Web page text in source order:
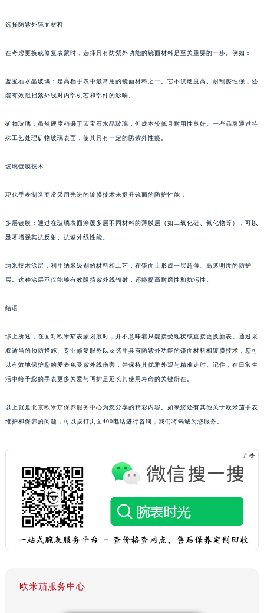
选择防紫外镜面材料
在考虑更换或修复表蒙时，选择具有防紫外功能的镜面材料是至关重要的一步。例如：
蓝宝石水晶玻璃：是高档手表中最常用的镜面材料之一。它不仅硬度高、耐刮擦性强，还
能有效阻挡紫外线对内部机芯和部件的影响。
矿物玻璃：虽然硬度稍逊于蓝宝石水晶玻璃，但成本较低且耐用性良好。一些品牌通过特
殊工艺处理矿物玻璃表面，使其具有一定的防紫外性能。
玻璃镀膜技术
现代手表制造商常采用先进的镀膜技术来提升镜面的防护性能：
多层镀膜：通过在玻璃表面涂覆多层不同材料的薄膜层（如二氧化硅、氟化物等），可以
显著增强其抗反射、抗紫外线性能。
纳米技术涂层：利用纳米级别的材料和工艺，在镜面上形成一层超薄、高透明度的防护
层。这种涂层不仅能够有效阻挡紫外线辐射，还能提高耐磨性和抗污性。
结语
综上所述，在面对欧米茄表蒙划痕时，并不意味着只能接受现状或直接更换新表。通过采
取适当的预防措施、专业修复服务以及选用具有防紫外功能的镜面材料和镀膜技术，您可
以有效地保护您的爱表免受紫外线伤害，并保持其优雅外观与精准走时。记住，在日常生
活中给予您的手表更多关爱与呵护是延长其使用寿命的关键所在。
以上就是北京欧米茄保养服务中心为您分享的精彩内容。如果您还有其他关于欧米茄手表
维护和保养的问题，可以拨打页面400电话进行咨询，我们将竭诚为您服务。
欧米茄服务中心